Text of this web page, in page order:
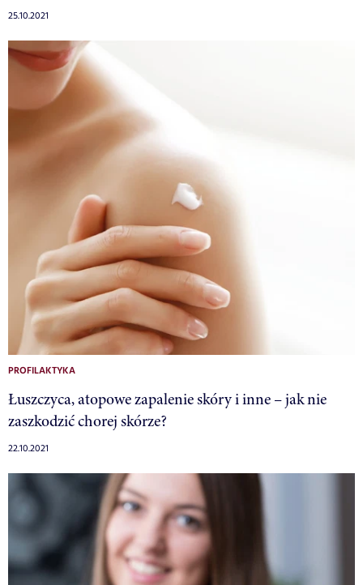
25.10.2021
PROFILAKTYKA
Łuszczyca, atopowe zapalenie skóry i inne – jak nie
zaszkodzić chorej skórze?
22.10.2021